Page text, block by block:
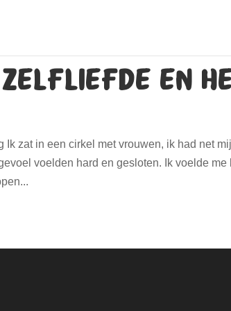
en
zat in een cirkel met vrouwen, ik had net
voelden hard en gesloten. Ik voelde me